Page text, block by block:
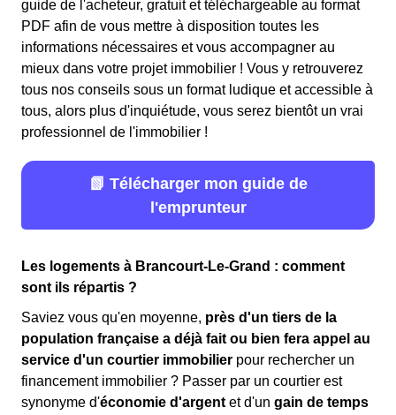
guide de l'acheteur, gratuit et téléchargeable au format
PDF afin de vous mettre à disposition toutes les
informations nécessaires et vous accompagner au
mieux dans votre projet immobilier ! Vous y retrouverez
tous nos conseils sous un format ludique et accessible à
tous, alors plus d'inquiétude, vous serez bientôt un vrai
professionnel de l'immobilier !
📗 Télécharger mon guide de
l'emprunteur
Les logements à Brancourt-Le-Grand : comment
sont ils répartis ?
Saviez vous qu'en moyenne, près d'un tiers de la
population française a déjà fait ou bien fera appel au
service d'un courtier immobilier pour rechercher un
financement immobilier ? Passer par un courtier est
synonyme d'économie d'argent et d'un gain de temps